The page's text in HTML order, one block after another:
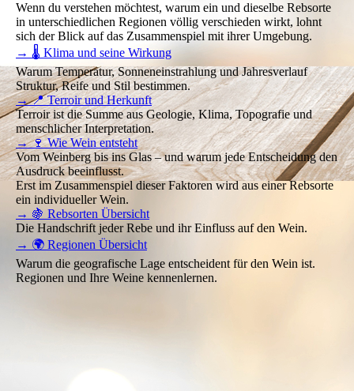
Wenn du verstehen möchtest, warum ein und dieselbe Rebsorte
in unterschiedlichen Regionen völlig verschieden wirkt, lohnt
sich der Blick auf das Zusammenspiel mit ihrer Umgebung.
→ 🌡️ Klima und seine Wirkung
Warum Temperatur, Sonneneinstrahlung und Jahresverlauf
Struktur, Reife und Stil bestimmen.
→ 📍 Terroir und Herkunft
Terroir ist die Summe aus Geologie, Klima, Topografie und
menschlicher Interpretation.
→ 🍷 Wie Wein entsteht
Vom Weinberg bis ins Glas – und warum jede Entscheidung den
Ausdruck beeinflusst.
Erst im Zusammenspiel dieser Faktoren wird aus einer Rebsorte
ein individueller Wein.
→ 🍇 Rebsorten Übersicht
Die Handschrift jeder Rebe und ihr Einfluss auf den Wein.
→ 🌍 Regionen Übersicht
Warum die geografische Lage entscheident für den Wein ist.
Regionen und Ihre Weine kennenlernen.